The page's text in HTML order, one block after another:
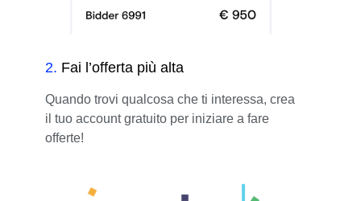
2. Fai l’offerta più alta
Quando trovi qualcosa che ti interessa, crea
il tuo account gratuito per iniziare a fare
offerte!